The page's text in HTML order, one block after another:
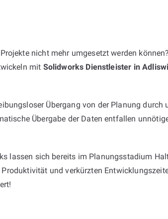
nicht mehr umgesetzt werden
mit Solidworks Dienstleister in
Übergang von der Planung durch
Übergabe der Daten entfallen
lassen sich bereits im Planungsstadium
und verkürzten